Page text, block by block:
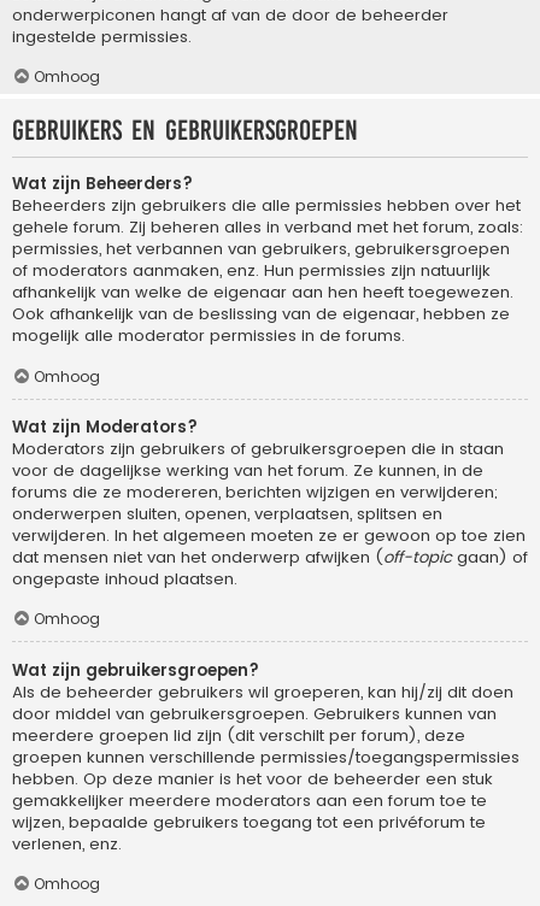
onderwerpiconen hangt af van de door de beheerder
ingestelde permissies.
Omhoog
Gebruikers en gebruikersgroepen
Wat zijn Beheerders?
Beheerders zijn gebruikers die alle permissies hebben over het
gehele forum. Zij beheren alles in verband met het forum, zoals:
permissies, het verbannen van gebruikers, gebruikersgroepen
of moderators aanmaken, enz. Hun permissies zijn natuurlijk
afhankelijk van welke de eigenaar aan hen heeft toegewezen.
Ook afhankelijk van de beslissing van de eigenaar, hebben ze
mogelijk alle moderator permissies in de forums.
Omhoog
Wat zijn Moderators?
Moderators zijn gebruikers of gebruikersgroepen die in staan
voor de dagelijkse werking van het forum. Ze kunnen, in de
forums die ze modereren, berichten wijzigen en verwijderen;
onderwerpen sluiten, openen, verplaatsen, splitsen en
verwijderen. In het algemeen moeten ze er gewoon op toe zien
dat mensen niet van het onderwerp afwijken (off-topicgaan) of
ongepaste inhoud plaatsen.
Omhoog
Wat zijn gebruikersgroepen?
Als de beheerder gebruikers wil groeperen, kan hij/zij dit doen
door middel van gebruikersgroepen. Gebruikers kunnen van
meerdere groepen lid zijn (dit verschilt per forum), deze
groepen kunnen verschillende permissies/toegangspermissies
hebben. Op deze manier is het voor de beheerder een stuk
gemakkelijker meerdere moderators aan een forum toe te
wijzen, bepaalde gebruikers toegang tot een privéforum te
verlenen, enz.
Omhoog